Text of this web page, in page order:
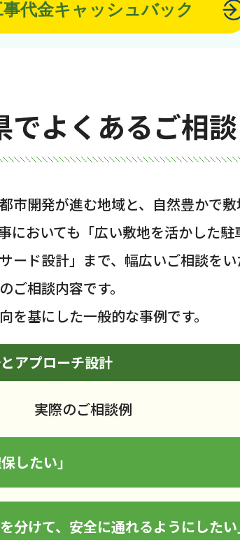
事代金キャッシュバック
でよくあるご相談
市開発が進む地域と、自然豊かで
においても「広い敷地を活かした
ード設計」まで、幅広いご相談を
ご相談内容です。
基にした一般的な事例です。
アプローチ設計
実際のご相談例
したい」
分けて、安全に通れるようにした